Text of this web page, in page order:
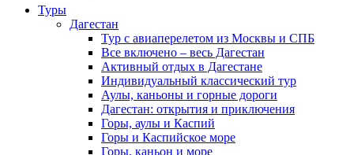
Туры
Дагестан
Тур с авиаперелетом из Москвы и СПБ
Все включено – весь Дагестан
Активный отдых в Дагестане
Индивидуальный классический тур
Аулы, каньоны и горные дороги
Дагестан: открытия и приключения
Горы, аулы и Каспий
Горы и Каспийское море
Горы, каньон и море